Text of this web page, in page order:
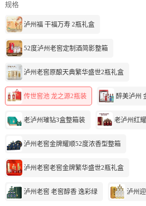
规格
泸州福 干福万寿 2瓶礼盒
52度泸州老窖定制酒简影整箱
泸州老窖原酿天典繁华盛世2瓶礼盒
传世窖池 龙之源2瓶装 醉美泸州
老泸州璀钻3盒整箱装 老泸州红
泸州老窖金牌耀顺52度浓香型整箱
泸州老窖老窖金牌繁华盛世2瓶礼盒
泸州老窖 老窖醇香 逸彩绿 泸州